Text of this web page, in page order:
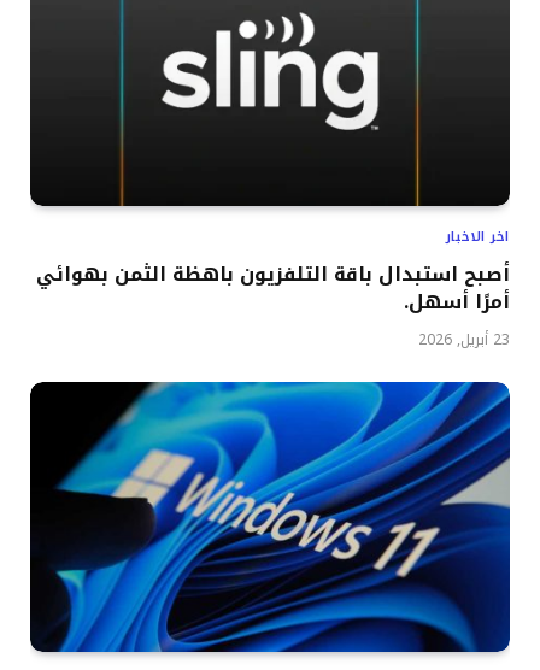
اخر الاخبار
أصبح استبدال باقة التلفزيون باهظة الثمن بهوائي
أمرًا أسهل.
23 أبريل, 2026